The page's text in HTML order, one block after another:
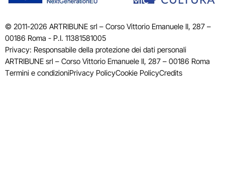
© 2011-2026 ARTRIBUNE srl – Corso Vittorio Emanuele II, 287 –
00186 Roma - P.I. 11381581005
Privacy: Responsabile della protezione dei dati personali
ARTRIBUNE srl – Corso Vittorio Emanuele II, 287 – 00186 Roma
Termini e condizioniPrivacy PolicyCookie PolicyCredits